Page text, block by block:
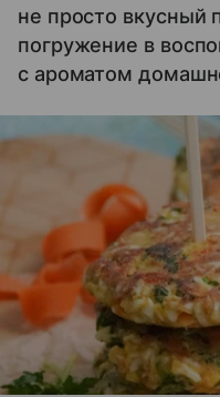
не просто вкусный
погружение в
с ароматом